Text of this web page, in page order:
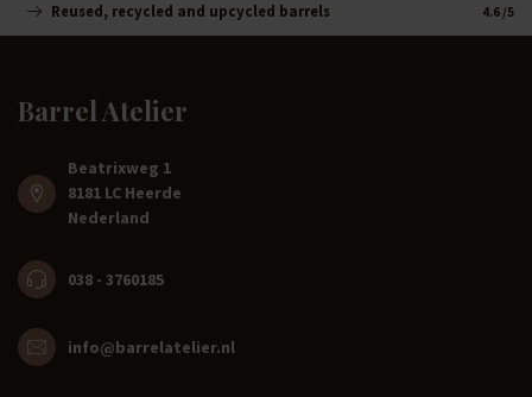
Reused, recycled and upcycled barrels 4.6 /5
Barrel Atelier
Beatrixweg 1
8181 LC Heerde
Nederland
038 - 3760185
info@barrelatelier.nl